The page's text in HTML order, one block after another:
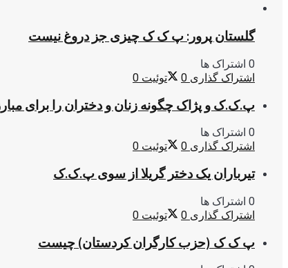
گلستان پرور: پ ک ک چیزی جز دروغ نیست
0 اشتراک ها
اشتراک گذاری 0 توئیت 0
پ.ک.ک و پژاک چگونه زنان و دختران را برای
0 اشتراک ها
اشتراک گذاری 0 توئیت 0
تیرباران یک دختر گریلا از سوی پ.ک.ک
0 اشتراک ها
اشتراک گذاری 0 توئیت 0
پ ک ک (حزب کارگران کردستان) چیست